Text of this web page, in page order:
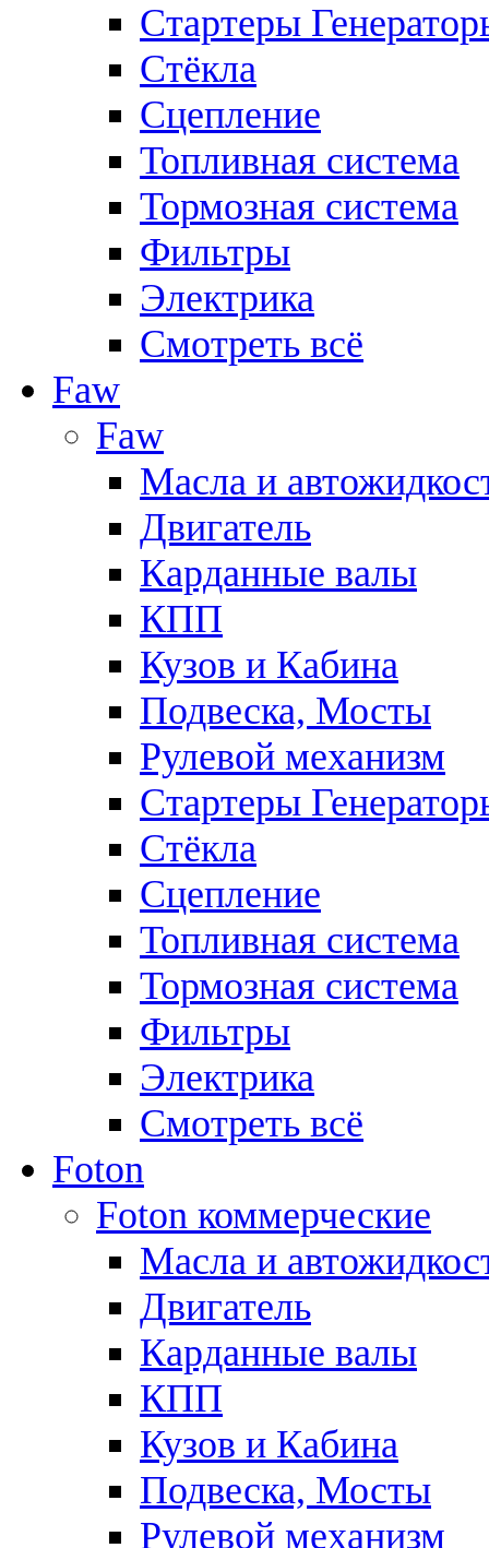
Стартеры
Стёкла
Сцепление
Топливная система
Тормозная система
Фильтры
Электрика
Смотреть всё
Faw
Faw
Масла и
Двигатель
Карданные валы
КПП
Кузов и Кабина
Подвеска, Мосты
Рулевой механизм
Стартеры
Стёкла
Сцепление
Топливная система
Тормозная система
Фильтры
Электрика
Смотреть всё
Foton
Foton коммерческие
Масла и
Двигатель
Карданные валы
КПП
Кузов и Кабина
Подвеска, Мосты
Рулевой механизм